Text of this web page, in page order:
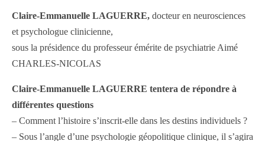
Claire-Emmanuelle LAGUERRE, docteur en neurosciences
et psychologue clinicienne,
sous la présidence du professeur émérite de psychiatrie Aimé
CHARLES-NICOLAS
Claire-Emmanuelle LAGUERRE tentera de répondre à
différentes questions
– Comment l’histoire s’inscrit-elle dans les destins individuels ?
– Sous l’angle d’une psychologie géopolitique clinique, il s’agira